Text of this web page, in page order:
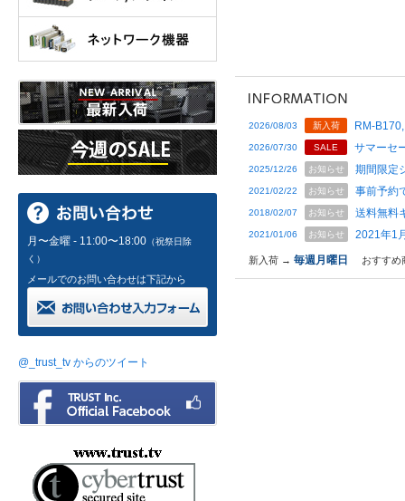
2026/08/03 新入荷 RM-
2026/07/30 SALE サマーセ
2025/12/26 お知らせ 期間限定
2021/02/22 お知らせ 事前予約
2018/02/07 お知らせ 送料無料
2021/01/06 お知らせ 2021年1
新入荷 → 毎週月曜日 おすす
月〜金曜 - 11:00〜18:00 （祝祭日除
く）
メールでのお問い合わせは下記から
@_trust_tv からのツイート